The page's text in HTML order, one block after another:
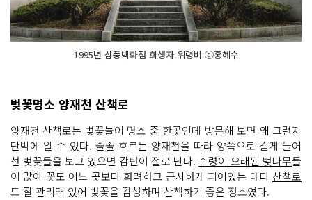
1995년 삼풍백화점 희생자 위령비 ⓒ홍혜수
벚꽃명소 양재천 산책로
양재천 산책로는 벚꽃놀이 명소 중 한곳인데 방문해 보면 왜 그런지
단박에 알 수 있다. 졸졸 흐르는 양재천을 따라 양쪽으로 길게 늘어
선 벚꽃들을 보고 있으면 감탄이 절로 난다. 수령이 오래된 벚나무들
이 많아 꽃도 어느 곳보다 화려하고 근사하게 피어있는 데다 산책로
도 잘 관리돼 있어 벚꽃을 감상하며 산책하기 좋은 장소였다.